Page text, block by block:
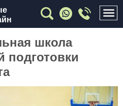
школа
подготовки